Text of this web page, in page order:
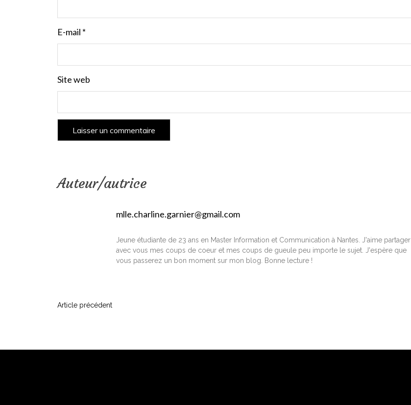
E-mail *
Site web
Auteur/autrice
mlle.charline.garnier@gmail.com
Jeune étudiante de 23 ans en Master Information et Communication à Nantes. J'aime partager
avec vous mes coups de coeur et mes coups de gueule peu importe le sujet. J'espère que
vous passerez un bon moment sur mon blog. Bonne lecture !
N
v
Article précédent